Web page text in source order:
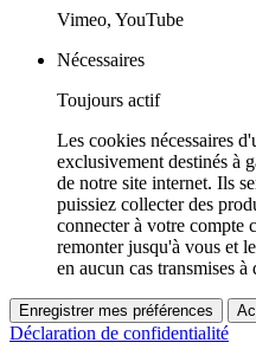
Vimeo, YouTube
Nécessaires
Toujours actif
Les cookies nécessaires
exclusivement destinés à
de notre site internet. Ils
puissiez collecter des
connecter à votre compte
remonter jusqu'à vous et
en aucun cas transmises à
Enregistrer mes préférences
Déclaration de confidentialité